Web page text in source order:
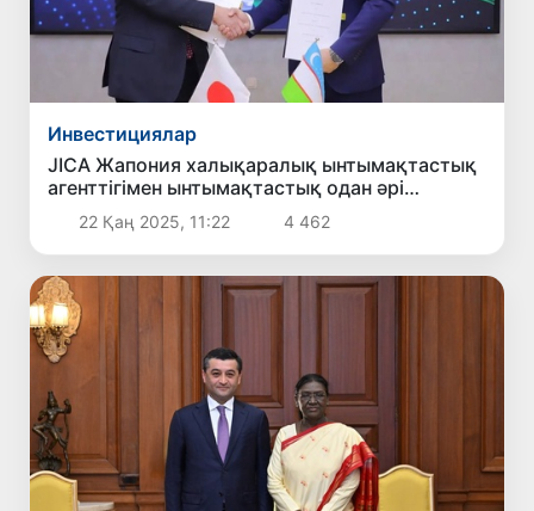
Инвестициялар
JICA Жапония халықаралық ынтымақтастық
агенттігімен ынтымақтастық одан әрі
кеңейтілетін болады
22 Қаң 2025, 11:22 4 462